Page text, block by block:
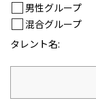
タレント名:
男性グループ
混合グループ